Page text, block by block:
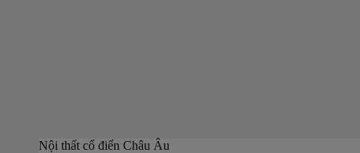
Nội thất cổ điển Châu Âu